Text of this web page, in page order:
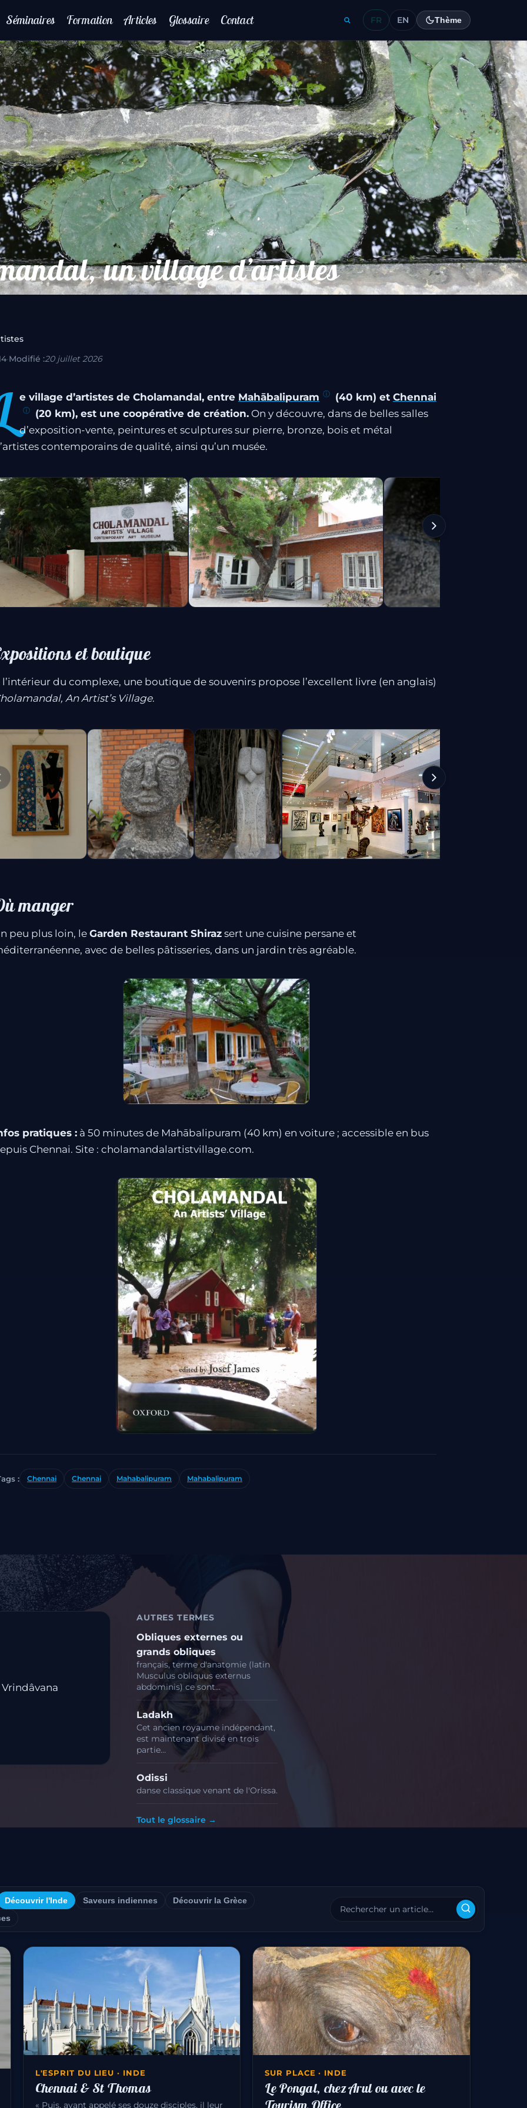
Séminaires Formation Articles Glossaire Contact FR EN Thème
un village d’artistes
·Modifié :20 juillet 2026
e village d’artistes de Cholamandal, entre Mahābalipuram (40 km) et Chennai
(20 km), est une coopérative de création. On y découvre, dans de belles salles
d’exposition-vente, peintures et sculptures sur pierre, bronze, bois et métal
contemporains de qualité, ainsi qu’un musée.
et boutique
l’intérieur du complexe, une boutique de souvenirs propose l’excellent livre (en anglais)
An Artist’s Village.
manger
peu plus loin, le Garden Restaurant Shiraz sert une cuisine persane et
avec de belles pâtisseries, dans un jardin très agréable.
pratiques : à 50 minutes de Mahābalipuram (40 km) en voiture ; accessible en bus
Chennai. Site : cholamandalartistvillage.com.
: Chennai Chennai Mahabalipuram Mahabalipuram
AUTRES TERMES
Obliques externes ou
grands obliques
français, terme d'anatomie (latin
Musculus obliquus externus
abdominis) ce sont…
Ladakh
Cet ancien royaume indépendant,
est maintenant divisé en trois
partie…
Odissi
danse classique venant de l'Orissa.
Tout le glossaire →
Découvrir l'Inde Saveurs indiennes
Découvrir la Grèce
L'ESPRIT DU LIEU · INDE
Chennai & St Thomas
« Puis, ayant appelé ses douze disciples, il leur
SUR PLACE · INDE
Le Pongal, chez Arul ou avec le